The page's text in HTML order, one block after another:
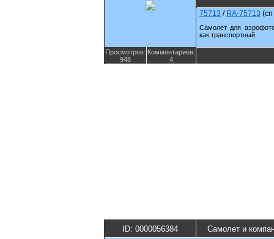
75713 / RA-75713 (cn
Самолет для
как транспортный.
Просмотров:
948
Комментариев:
4
ID: 0000056384 Самолет и